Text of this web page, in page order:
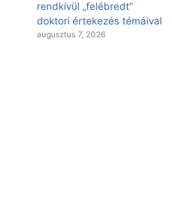
rendkívül „felébredt”
doktori értekezés témáival
augusztus 7, 2026